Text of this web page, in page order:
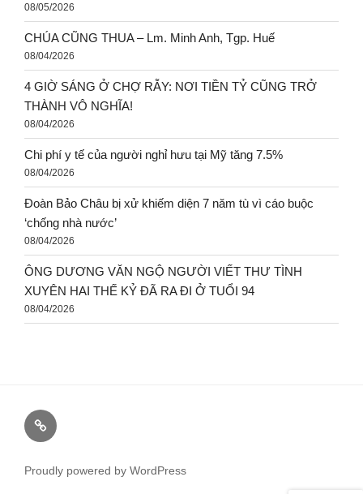
08/05/2026
CHÚA CŨNG THUA – Lm. Minh Anh, Tgp. Huế
08/04/2026
4 GIỜ SÁNG Ở CHỢ RẪY: NƠI TIỀN TỶ CŨNG TRỞ
THÀNH VÔ NGHĨA!
08/04/2026
Chi phí y tế của người nghỉ hưu tại Mỹ tăng 7.5%
08/04/2026
Đoàn Bảo Châu bị xử khiếm diện 7 năm tù vì cáo buộc
‘chống nhà nước’
08/04/2026
ÔNG DƯƠNG VĂN NGỘ NGƯỜI VIẾT THƯ TÌNH
XUYÊN HAI THẾ KỶ ĐÃ RA ĐI Ở TUỔI 94
08/04/2026
Proudly powered by WordPress